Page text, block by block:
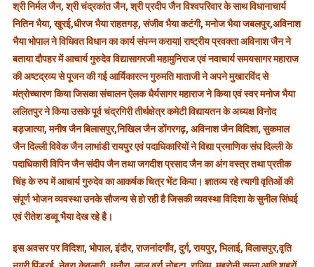
श्री निर्मल जैन, श्री चंद्रकांत जैन, श्री प्रदीप जैन विश्वपरिवार के साथ विधानाचार्य
नितिन भैया, खुरई,धीरज भैया राहतगड़, संजीव भैया कटंगी, मनोज भैया जबलपुर,अविनाश
भैया भोपाल ने विधिवत विधान का कार्य संपन्न कराया| राष्ट्रीय प्रवक्ता अविनाश जैन ने
बताया दौपहर में आचार्य गुरुदेव विद्यासागरजी महामुनिराज एवं नवाचार्य समयसागर महाराज
की अष्टद्रव्य से पूजन की गई आर्यिकारत्न गुरुमति माताजी ने अपने मुखारविंद से
मंत्रोच्चारण किया जिसका संचालन ऐलक धैर्यसागर महाराज ने किया एवं स्वर मनोज भैया
ललितपुर ने किया उसके पूर्व चंद्रगिरी तीर्थक्षेत्र कमेटी विद्यायतन के अध्यक्ष विनोद
बड़जात्या, मनीष जैन बिलासपुर,निखिल जैन डोंगरगढ़, अविनाश जैन विदिशा, सुकमाल
जैन दिल्ली विवेक जैन लाभांडी रायपुर एवं पदाधिकारियों ने विद्या प्रमाणिक संघ दिल्ली के
पदाधिकारी विपिन जैन संदीप जैन तथा जगदीश प्रसाद जैन का अंग वस्त्र तथा प्रतीक
चिंह के रुप में आचार्य गुरुदेव का आकर्षक चित्र भेंट किया। ज्ञातव्य रहे त्यागी वृतिओं की
संपूर्ण भोजन व्यवस्था उनके सौजन्य से हो रही है जिसकी व्यवस्था विदिशा के सुनील सिंघई
एवं रीतेश डव्वू भैया देख रहे है।
इस अवसर पर विदिशा, भोपाल, इंदौर, राजनांदगाँव, दुर्ग, रायपुर, भिलाई, विलासपुर,वृति